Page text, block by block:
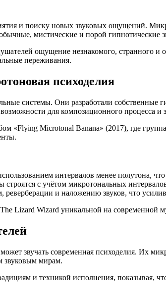
и поиску новых звуковых ощущений.
мистические и порой гипнотические
ощущение незнакомого, странного и
переживания.
психоделия
системы. Они разработали
для композиционного процесса и
«Flying Microtonal Banana» (2017), где
интервалов менее полутона,
с учётом микротональных
реверберации и наложению звуков, что
Lizard Wizard уникальной на современной
звучать современная психоделия. Их
звуковым мирам.
и техникой исполнения, показывая,